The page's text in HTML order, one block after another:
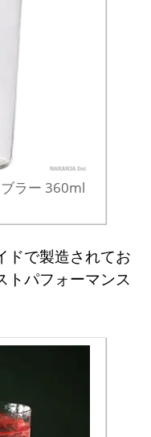
ラー 360ml
ドで製造されてお
トパフォーマンス